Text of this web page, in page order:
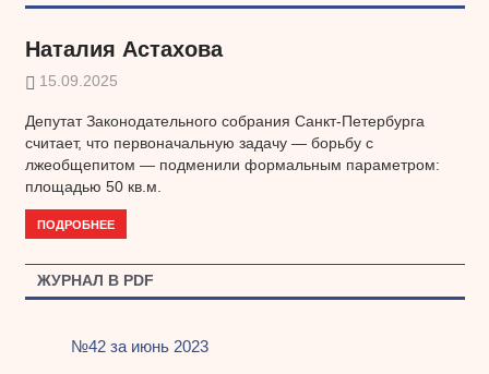
Наталия Астахова
15.09.2025
Депутат Законодательного собрания Санкт-Петербурга
считает, что первоначальную задачу — борьбу с
лжеобщепитом — подменили формальным параметром:
площадью 50 кв.м.
ПОДРОБНЕЕ
ЖУРНАЛ В PDF
№42 за июнь 2023